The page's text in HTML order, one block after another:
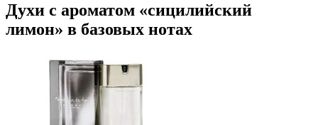
Духи с ароматом «сицилийский
лимон» в базовых нотах